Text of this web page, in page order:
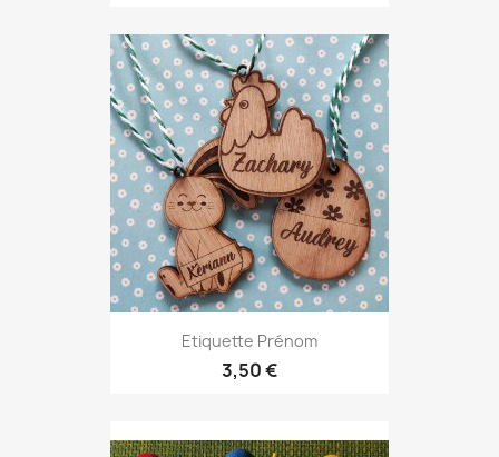
Etiquette Prénom
3,50 €